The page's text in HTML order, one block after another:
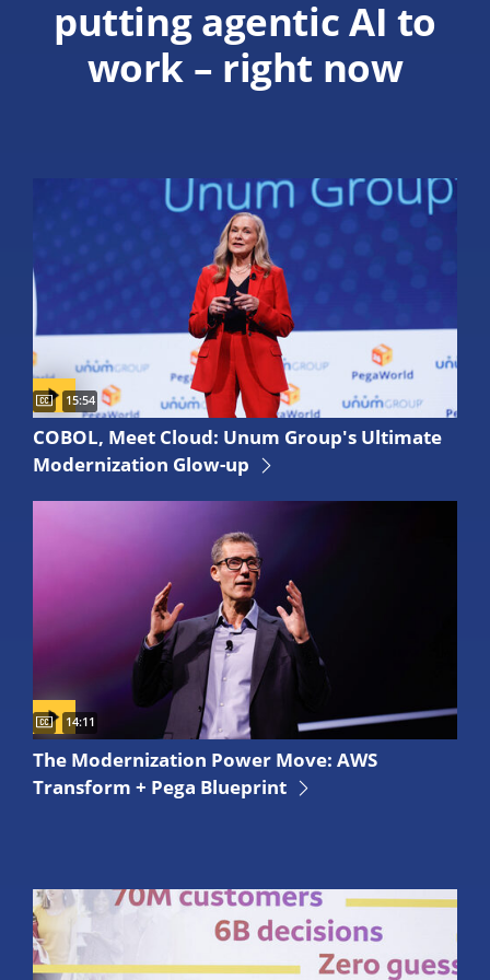
putting agentic AI to
work – right now
Video duration:
15:54
Captions available
COBOL, Meet Cloud: Unum Group's Ultimate
Modernization Glow-up
See how Unum is modernizing legacy systems to speed
Video duration:
14:11
Captions available
The Modernization Power Move: AWS
Transform + Pega Blueprint
Discover the fastest path from legacy systems to cloud-